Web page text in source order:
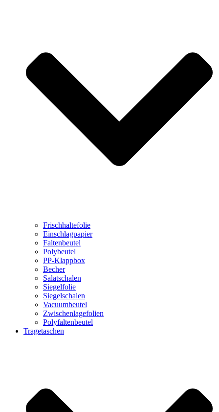
Frischhaltefolie
Einschlagpapier
Faltenbeutel
Polybeutel
PP-Klappbox
Becher
Salatschalen
Siegelfolie
Siegelschalen
Vacuumbeutel
Zwischenlagefolien
Polyfaltenbeutel
Tragetaschen